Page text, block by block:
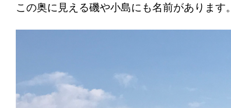
この奥に見える磯や小島にも名前があります。